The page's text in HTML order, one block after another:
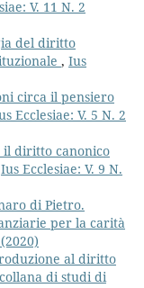
V. 11 N. 2
del diritto
, Ius
circa il pensiero
Ecclesiae: V. 5 N. 2
il diritto canonico
Ius Ecclesiae: V. 9 N.
di Pietro.
per la carità
al diritto
di studi di